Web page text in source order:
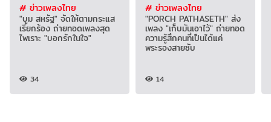
# ข่าวเพลงไทย
"บูม สหรัฐ" จัดให้ตามกระแส
เรียกร้อง ถ่ายทอดเพลงสุด
ไพเราะ "บอกรักในใจ"
34
# ข่าวเพลงไทย
"PORCH PATHASETH" ส่ง
เพลง "เก็บมันเอาไว้" ถ่ายทอด
ความรู้สึกคนที่เป็นได้แค่
พระรองสายซับ
14